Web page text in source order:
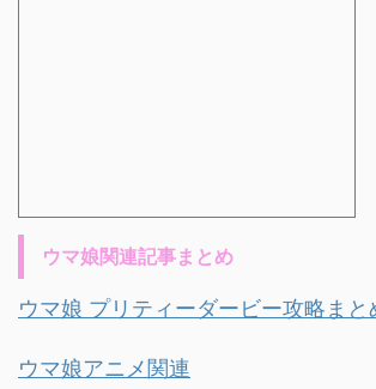
ウマ娘関連記事まとめ
ウマ娘 プリティーダービー攻略まと
ウマ娘アニメ関連